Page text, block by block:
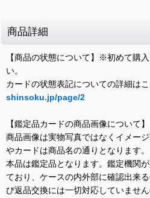
商品詳細
【商品の状態について】※初めて購
い。
カードの状態表記についての詳細は
shinsoku.jp/page/2
【鑑定品カードの商品画像について】
商品画像は実物写真ではなくイメー
やカードは商品名の通りとなります。
本品は鑑定品となります。鑑定機関
ており、ケースの内外部に確認出来
び返品交換には一切対応していませ